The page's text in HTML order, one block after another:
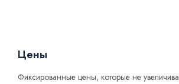
Цены
Фиксированные цены, которые не